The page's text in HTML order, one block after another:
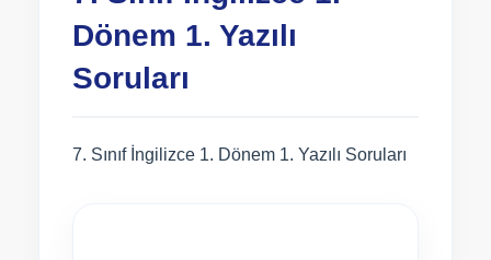
Dönem 1. Yazılı
Soruları
7. Sınıf İngilizce 1. Dönem 1. Yazılı Soruları